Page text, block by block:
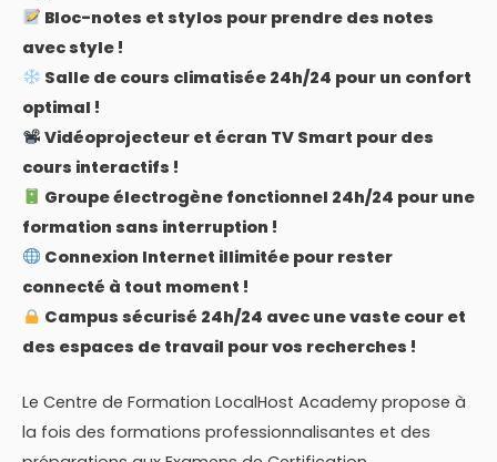
Bloc-notes et stylos pour prendre des notes
avec style !
Salle de cours climatisée 24h/24 pour un confort
optimal !
Vidéoprojecteur et écran TV Smart pour des
cours interactifs !
Groupe électrogène fonctionnel 24h/24 pour une
formation sans interruption !
Connexion Internet illimitée pour rester
connecté à tout moment !
Campus sécurisé 24h/24 avec une vaste cour et
des espaces de travail pour vos recherches !
Le Centre de Formation LocalHost Academy propose à
la fois des formations professionnalisantes et des